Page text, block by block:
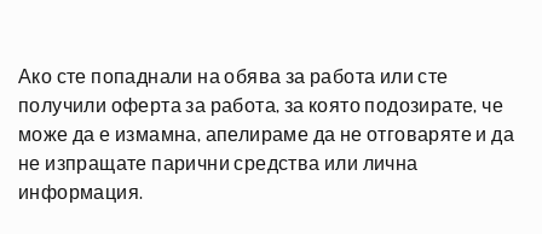
Ако сте попаднали на обява за работа или сте
получили оферта за работа, за която подозирате, че
може да е измамна, апелираме да не отговаряте и да
не изпращате парични средства или лична
информация.